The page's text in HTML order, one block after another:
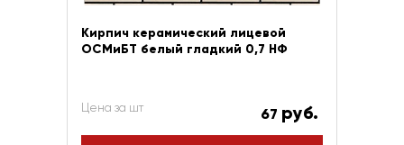
Кирпич керамический лицевой
ОСМиБТ белый гладкий 0,7 НФ
Цена за шт 67 руб.